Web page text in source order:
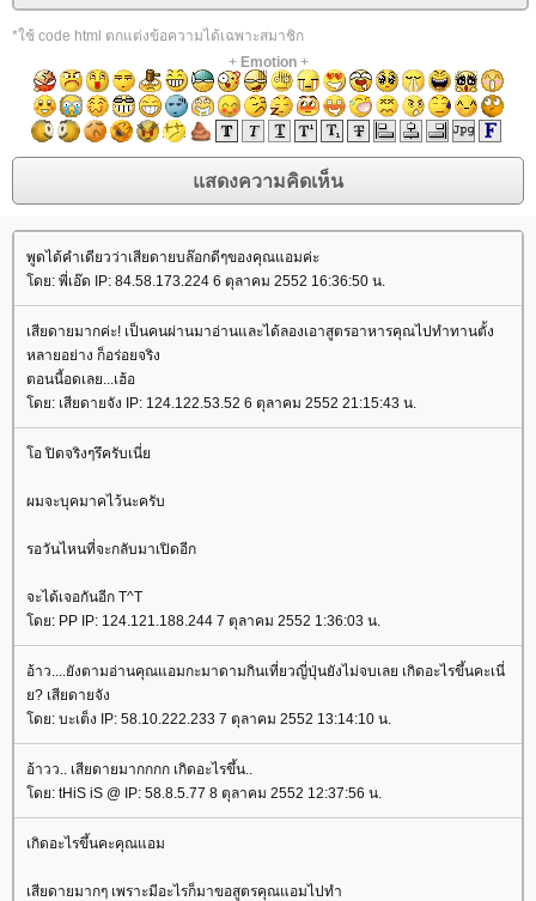
*ใช้ code html ตกแต่งข้อความได้เฉพาะสมาชิก
+ Emotion+
พูดได้คำเดียวว่าเสียดายบล๊อกดีๆของคุณแอมค่ะ
ดย: พี่เอ๊ด IP: 84.58.173.224 6 ตุลาคม 2552 16:36:50 น.
เสียดายมากค่ะ! เป็นคนผ่านมาอ่านและได้ลองเอาสูตรอาหารคุณไปทำทานตั้ง
หลายอย่าง ก็อร่อยจริง
ตอนนี้อดเลย...เฮ้อ
ดย: เสียดายจัง IP: 124.122.53.52 6 ตุลาคม 2552 21:15:43 น.
อ ปิดจริงๆรึครับเนี่
ผมจะบุคมาคไว้นะครับ
รอวันไหนที่จะกลับมาเปิดอีก
จะได้เจอกันอีก T^T
ดย: PP IP: 124.121.188.244 7 ตุลาคม 2552 1:36:03 น.
อ้าว....ยังตามอ่านคุณแอมกะมาดามกินเที่ยวญี่ปุ่นยังไม่จบเลย เกิดอะไรขึ้นคะเนี่
? เสียดายจัง
ดย: บะเต็ง IP: 58.10.222.233 7 ตุลาคม 2552 13:14:10 น.
อ้าวว.. เสียดายมากกกก เกิดอะไรขึ้น..
ดย: tHiS iS @ IP: 58.8.5.77 8 ตุลาคม 2552 12:37:56 น.
เกิดอะไรขึ้นคะคุณแอม
เสียดายมากๆ เพราะมีอะไรก็มาขอสูตรคุณแอมไปทำ